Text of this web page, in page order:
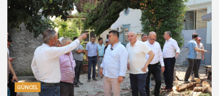
GÜNCEL